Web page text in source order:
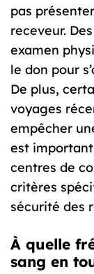
pas
receveur.
examen
le don pour
De plus,
voyages
empêcher
est
centres de
critères
sécurité des
À quelle
sang en